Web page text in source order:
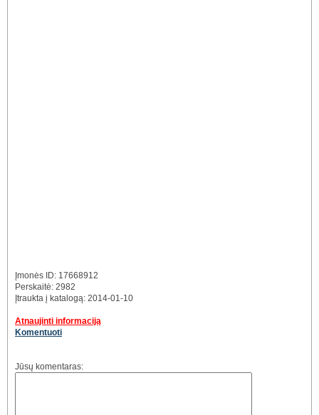
Įmonės ID: 17668912
Perskaitė: 2982
Įtraukta į katalogą: 2014-01-10
Atnaujinti informaciją
Komentuoti
Jūsų komentaras: